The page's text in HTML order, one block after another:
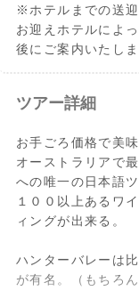
※ホテルまでの送
お迎えホテルによ
後にご案内いたしま
ツアー詳細
お手ごろ価格で美
オーストラリアで
への唯一の日本語ツ
１００以上あるワ
ィングが出来る。
ハンターバレーは
が有名。（もちろ